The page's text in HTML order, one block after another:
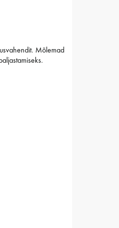
Mõlemad